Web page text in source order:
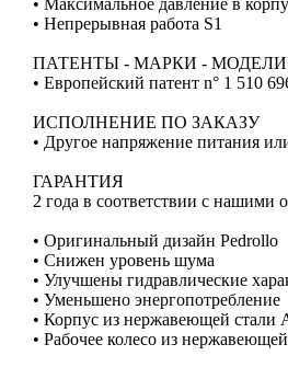
• Непрерывная работа S1
ПАТЕНТЫ - МАРКИ - МОДЕЛИ
• Европейский патент n° 1 510
ИСПОЛНЕНИЕ ПО ЗАКАЗУ
• Другое напряжение питания
ГАРАНТИЯ
2 года в соответствии с
• Оригинальный дизайн Pedrollo
• Снижен уровень шума
• Улучшены гидравлические
• Уменьшено энергопотребление
• Корпус из нержавеющей стали
• Рабочее колесо из